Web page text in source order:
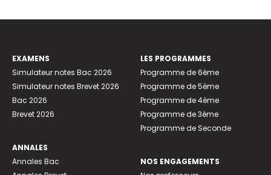
EXAMENS
Simulateur notes Bac 2026
Simulateur notes Brevet 2026
Bac 2026
Brevet 2026
ANNALES
Annales Bac
LES PROGRAMMES
Programme de 6ème
Programme de 5ème
Programme de 4ème
Programme de 3ème
Programme de Seconde
NOS ENGAGEMENTS